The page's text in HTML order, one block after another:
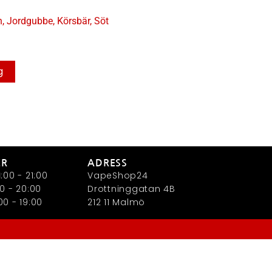
, Jordgubbe, Körsbär, Söt
- 21:00
- 20:00
- 19:00
ADRESS
VapeShop24
Drottninggatan 4B
212 11 Malmö